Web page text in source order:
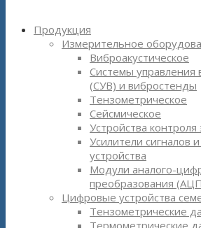
Продукция
Измерительное
Виброакустическое
Системы управления
(СУВ) и вибростенды
Тензометрическое
Сейсмическое
Устройства
Усилители сигналов
устройства
Модули аналого-
преобразования
Цифровые устройства
Тензометрические
Термометрические